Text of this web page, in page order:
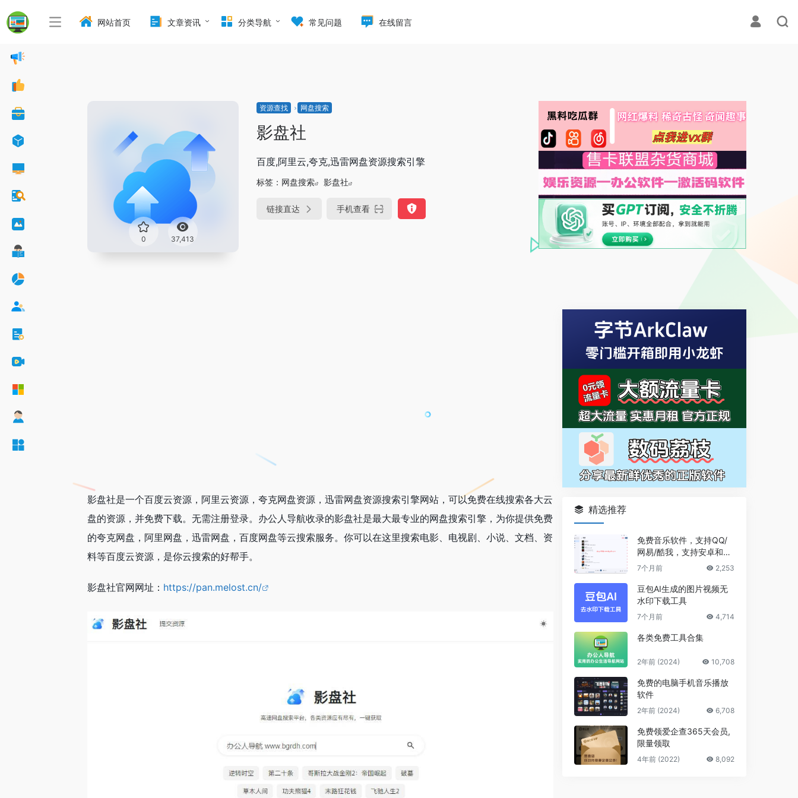
网站首页 文章资讯 分类导航 常见问题 在线留言
0 37,413
资源查找 网盘搜索
影盘社
百度,阿里云,夸克,迅雷网盘资源搜索引擎
标签： 网盘搜索 影盘社
链接直达 手机查看
影盘社是一个百度云资源，阿里云资源，夸克网盘资源，迅雷网盘资源搜索引擎网站，可以免费在线搜索各大云
盘的资源，并免费下载。无需注册登录。办公人导航收录的影盘社是最大最专业的网盘搜索引擎，为你提供免费
的夸克网盘，阿里网盘，迅雷网盘，百度网盘等云搜索服务。你可以在这里搜索电影、电视剧、小说、文档、资
料等百度云资源，是你云搜索的好帮手。
影盘社官网网址： https://pan.melost.cn/
精选推荐
免费音乐软件，支持QQ/
网易/酷我，支持安卓和Wi
ndows平台
7个月前 2,253
豆包AI生成的图片视频无
水印下载工具
7个月前 4,714
各类免费工具合集
2年前 (2024) 10,708
免费的电脑手机音乐播放
软件
2年前 (2024) 6,708
免费领爱企查365天会员,
限量领取
4年前 (2022) 8,092